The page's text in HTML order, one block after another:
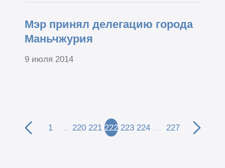
Мэр принял делегацию города
Маньчжурия
9 июля 2014
1 … 220 221 222 223 224 … 227